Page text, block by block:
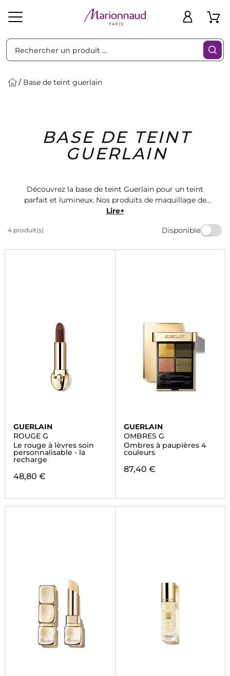
Solaire Homme Marques Idées
Cadeaux
Bons
Plans
Base de teint guerlain
BASE DE TEINT
GUERLAIN
Découvrez la base de teint Guerlain pour un teint
parfait et lumineux. Nos produits de maquillage de
haute qualité vous offrent une peau impeccable toute
sélection chez Marionnaud et sublimez votre beauté
Lire+
4 produit(s) Disponible
Filtres
GUERLAIN
ROUGE G
Le rouge à lèvres soin
personnalisable - la
recharge
48,80 €
GUERLAIN
OMBRES G
Ombres à paupières 4
couleurs
87,40 €